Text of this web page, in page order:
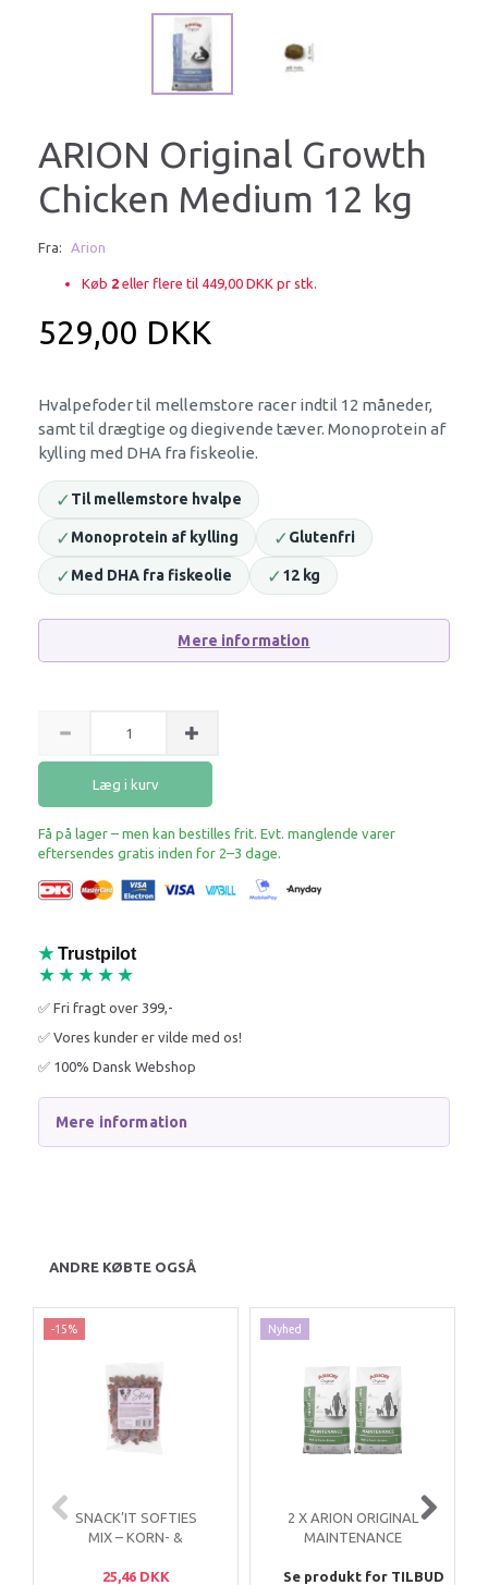
ARION Original Growth
Chicken Medium 12 kg
Fra: Arion
Køb 2 eller flere til 449,00 DKK pr stk.
529,00 DKK
Hvalpefoder til mellemstore racer indtil 12 måneder,
samt til drægtige og diegivende tæver. Monoprotein af
kylling med DHA fra fiskeolie.
✓Til mellemstore hvalpe
✓Monoprotein af kylling ✓Glutenfri
✓Med DHA fra fiskeolie ✓12 kg
Mere information
Læg i kurv
Få på lager – men kan bestilles frit. Evt. manglende varer
eftersendes gratis inden for 2–3 dage.
★ Trustpilot
★★★★★
✅ Fri fragt over 399,-
✅ Vores kunder er vilde med os!
✅ 100% Dansk Webshop
Mere information
ANDRE KØBTE OGSÅ
-15%
SNACK’IT SOFTIES
MIX – KORN- &
25,46 DKK
Nyhed
2 X ARION ORIGINAL
MAINTENANCE
Se produkt for TILBUD